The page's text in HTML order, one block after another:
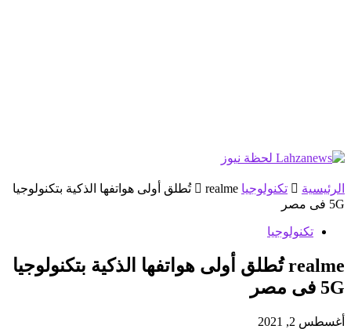
الرئيسية تكنولوجيا
realme تُطلق أولى هواتفها الذكية بتكنولوجيا
5G فى مصر
تكنولوجيا
realme تُطلق أولى هواتفها الذكية بتكنولوجيا
5G فى مصر
أغسطس 2, 2021